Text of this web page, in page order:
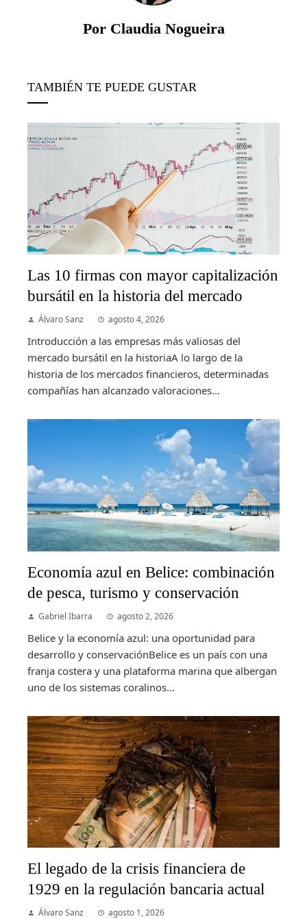
Por Claudia Nogueira
TAMBIÉN TE PUEDE GUSTAR
Las 10 firmas con mayor capitalización
bursátil en la historia del mercado
Álvaro Sanz agosto 4, 2026
Introducción a las empresas más valiosas del
mercado bursátil en la historiaA lo largo de la
historia de los mercados financieros, determinadas
compañías han alcanzado valoraciones...
Economía azul en Belice: combinación
de pesca, turismo y conservación
Gabriel Ibarra agosto 2, 2026
Belice y la economía azul: una oportunidad para
desarrollo y conservaciónBelice es un país con una
franja costera y una plataforma marina que albergan
uno de los sistemas coralinos...
El legado de la crisis financiera de
1929 en la regulación bancaria actual
Álvaro Sanz agosto 1, 2026